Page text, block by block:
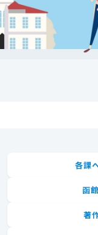
各課
函
著